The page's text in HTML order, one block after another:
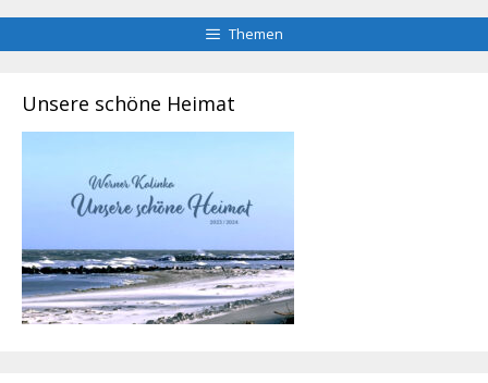
Themen
Unsere schöne Heimat